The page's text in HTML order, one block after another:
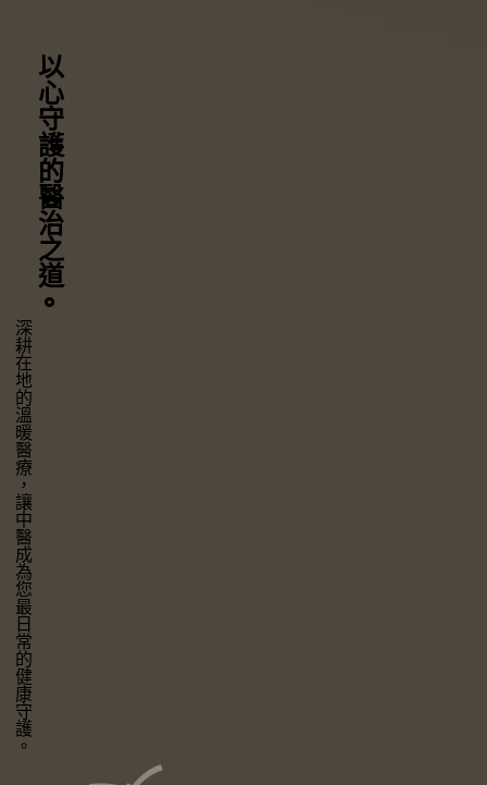
以心守護
的醫治之道
⚬
深耕在地的溫暖醫療，
讓中醫成為您最日常的健康守護。